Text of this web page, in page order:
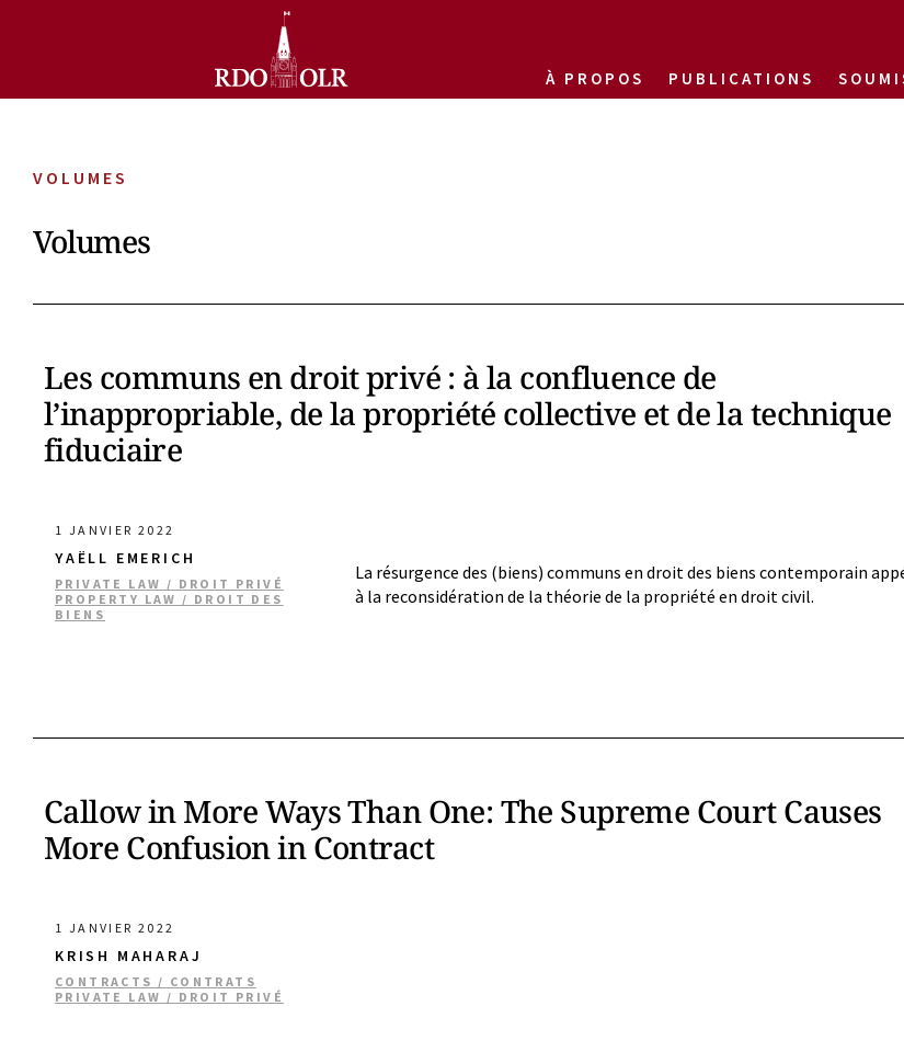
À PROPOS PUBLICATIONS
VOLUMES
Volumes
Les communs en droit privé : à la confluence de
l’inappropriable, de la propriété collective et de la technique
fiduciaire
1 JANVIER 2022
YAËLL EMERICH
PRIVATE LAW / DROIT PRIVÉ
PROPERTY LAW / DROIT DES
BIENS
La résurgence des (biens) communs en droit des biens contemporain
à la reconsidération de la théorie de la propriété en droit civil.
Callow in More Ways Than One: The Supreme Court Causes
More Confusion in Contract
1 JANVIER 2022
KRISH MAHARAJ
CONTRACTS / CONTRATS
PRIVATE LAW / DROIT PRIVÉ